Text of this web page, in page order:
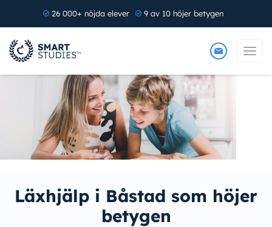
26 000+ nöjda elever 9 av 10 höjer betygen
Läxhjälp i Båstad som höjer
betygen